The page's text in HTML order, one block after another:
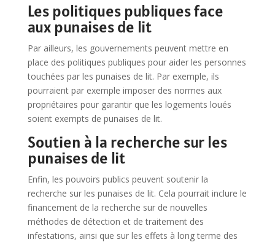
Les politiques publiques face
aux punaises de lit
Par ailleurs, les gouvernements peuvent mettre en
place des politiques publiques pour aider les personnes
touchées par les punaises de lit. Par exemple, ils
pourraient par exemple imposer des normes aux
propriétaires pour garantir que les logements loués
soient exempts de punaises de lit.
Soutien à la recherche sur les
punaises de lit
Enfin, les pouvoirs publics peuvent soutenir la
recherche sur les punaises de lit. Cela pourrait inclure le
financement de la recherche sur de nouvelles
méthodes de détection et de traitement des
infestations, ainsi que sur les effets à long terme des